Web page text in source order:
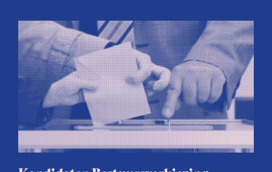
de Vos op, die 10 jaar lang de
voorzittershamer hanteerde.